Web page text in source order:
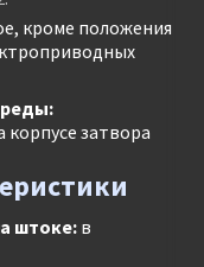
кроме положения
затвора
штоке: в